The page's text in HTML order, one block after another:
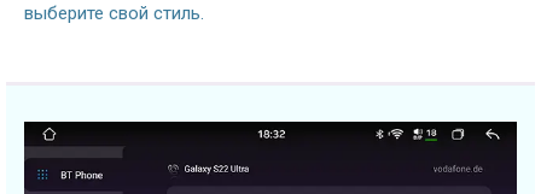
выберите свой стиль.